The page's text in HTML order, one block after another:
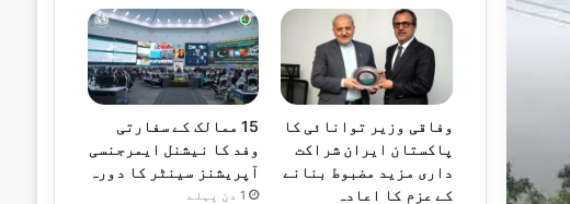
وفاقی وزیر توانائی کا
پاکستان ایران شراکت
داری مزید مضبوط بنانے
کے عزم کا اعادہ
15 ممالک کے سفارتی
وفد کا نیشنل ایمرجنسی
آپریشنز سینٹر کا دورہ
1 دن پہلے